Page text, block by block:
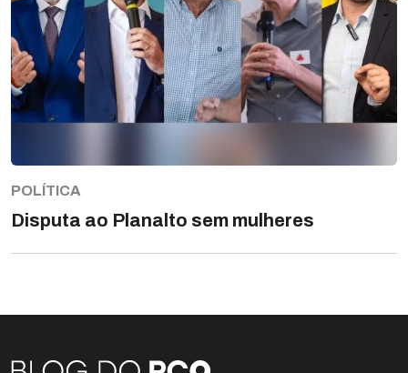
POLÍTICA
Disputa ao Planalto sem mulheres